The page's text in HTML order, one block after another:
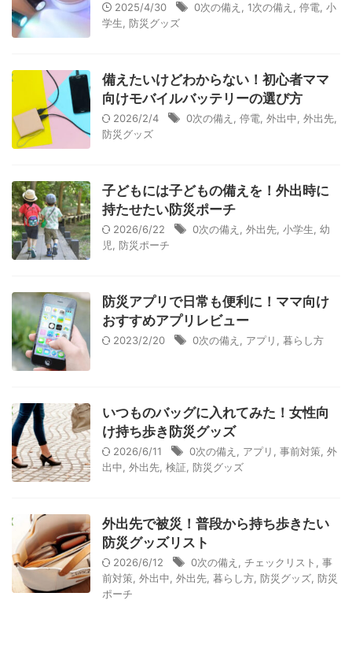
2025/4/30 0次の備え 1次の備え 停電 小
学生 防災グッズ
備えたいけどわからない！初心者ママ
向けモバイルバッテリーの選び方
2026/2/4 0次の備え 停電 外出中 外出先
防災グッズ
子どもには子どもの備えを！外出時に
持たせたい防災ポーチ
2026/6/22 0次の備え 外出先 小学生 幼
児
防災ポーチ
防災アプリで日常も便利に！ママ向け
おすすめアプリレビュー
2023/2/20 0次の備え アプリ 暮らし方
いつものバッグに入れてみた！女性向
け持ち歩き防災グッズ
2026/6/11 0次の備え アプリ 事前対策 外
出中 外出先 検証 防災グッズ
外出先で被災！普段から持ち歩きたい
防災グッズリスト
2026/6/12 0次の備え チェックリスト
事
前対策 外出中 外出先 暮らし方 防災グッズ 防災
ポーチ